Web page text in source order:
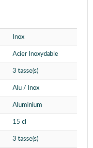
Inox
Acier Inoxydable
3 tasse(s)
Alu / Inox
Aluminium
15 cl
3 tasse(s)